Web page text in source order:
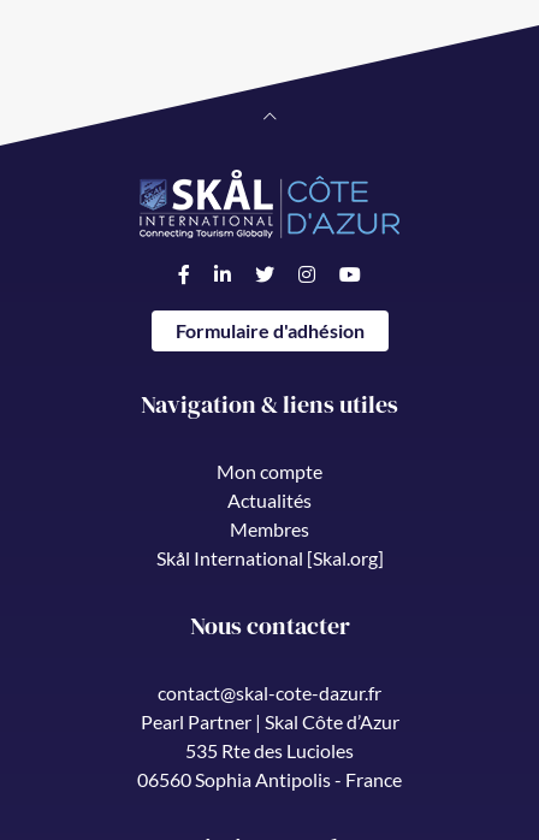
Formulaire d'adhésion
Navigation & liens utiles
Mon compte
Actualités
Membres
Skål International [Skal.org]
Nous contacter
contact@skal-cote-dazur.fr
Pearl Partner | Skal Côte d’Azur
535 Rte des Lucioles
06560 Sophia Antipolis - France